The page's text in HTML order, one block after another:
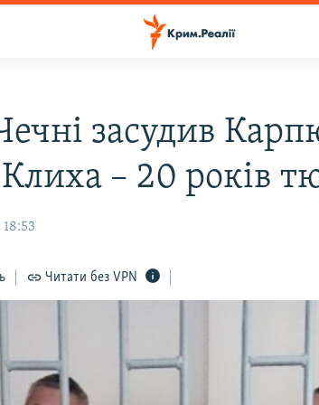
засудив
Клиха – 20 років
18:53
Читати без VPN